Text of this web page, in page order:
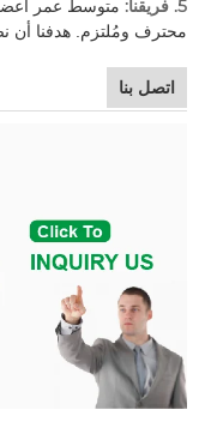
5. فريقنا:
محترف ومُلتزم. هدفنا أن
اتصل بنا